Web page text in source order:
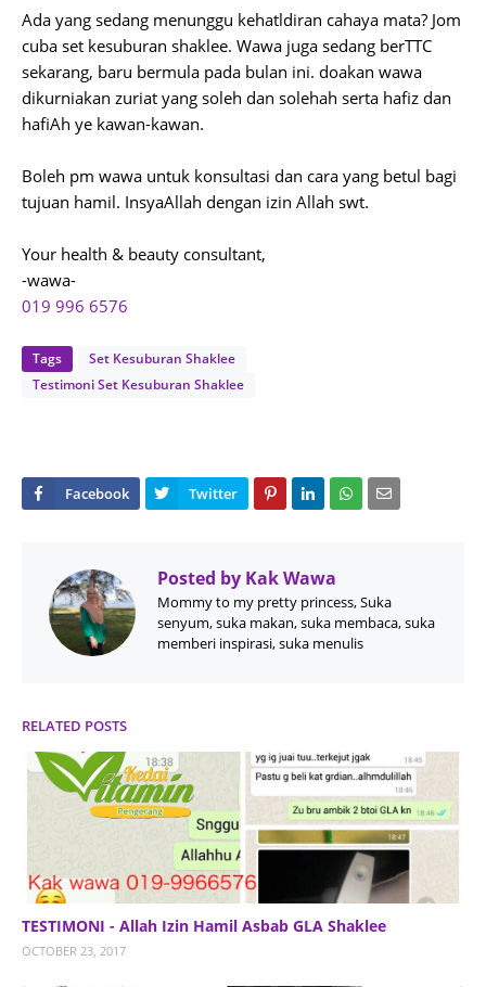
Ada yang sedang menunggu kehatldiran cahaya mata? Jom
cuba set kesuburan shaklee. Wawa juga sedang berTTC
sekarang, baru bermula pada bulan ini. doakan wawa
dikurniakan zuriat yang soleh dan solehah serta hafiz dan
hafiAh ye kawan-kawan.
Boleh pm wawa untuk konsultasi dan cara yang betul bagi
tujuan hamil. InsyaAllah dengan izin Allah swt.
Your health & beauty consultant,
-wawa-
019 996 6576
Tags
Set Kesuburan Shaklee
Testimoni Set Kesuburan Shaklee
Posted by Kak Wawa
Mommy to my pretty princess, Suka
senyum, suka makan, suka membaca, suka
memberi inspirasi, suka menulis
RELATED POSTS
TESTIMONI - Allah Izin Hamil Asbab GLA Shaklee
OCTOBER 23, 2017